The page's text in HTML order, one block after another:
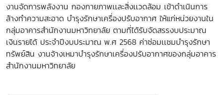
งานจัดการพลังงาน กองกายภาพเเละสิ่งเเวดล้อม เข้าดำเนินการ
ล้างทำความสะอาด บำรุงรักษาเครื่องปรับอากาศ ให้แก่หน่วยงานใน
กลุ่มอาคารสำนักงานมหาวิทยาลัย ตามที่ได้รับจัดสรรงบประมาณ
เงินรายได้ ประจำปีงบประมาณ พ.ศ 2568 ค่าช่อมเเชมบำรุงรักษา
ทรัพย์สิน งานจ้างเหมาบำรุงรักษาเครื่องปรับอากาศของกลุ่มอาคาร
สำนักงานมหาวิทยาลัย